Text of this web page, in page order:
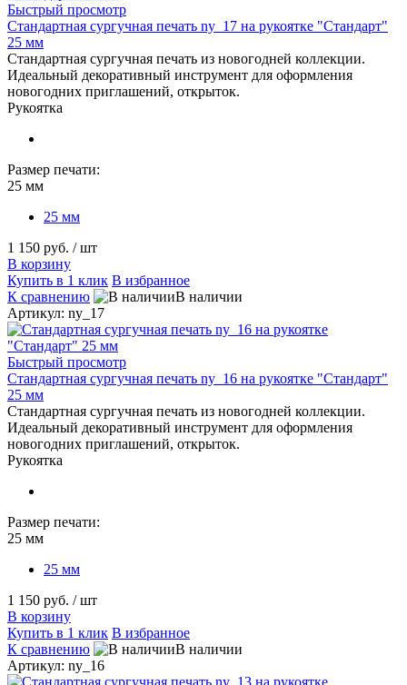
Быстрый просмотр
Стандартная сургучная печать ny_17 на рукоятке "Стандарт"
25 мм
Стандартная сургучная печать из новогодней коллекции.
Идеальный декоративный инструмент для оформления
новогодних приглашений, открыток.
Рукоятка
Размер печати:
25 мм
25 мм
1 150 руб. / шт
В корзину
Купить в 1 клик В избранное
К сравнению
В наличии
Артикул: ny_17
Быстрый просмотр
Стандартная сургучная печать ny_16 на рукоятке "Стандарт"
25 мм
Стандартная сургучная печать из новогодней коллекции.
Идеальный декоративный инструмент для оформления
новогодних приглашений, открыток.
Рукоятка
Размер печати:
25 мм
25 мм
1 150 руб. / шт
В корзину
Купить в 1 клик В избранное
К сравнению
В наличии
Артикул: ny_16